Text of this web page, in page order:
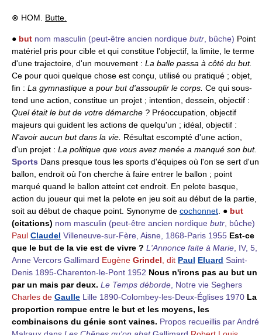
⊗ HOM. Butte.
● but nom masculin (peut-être ancien nordique butr , bûche) Point
matériel pris pour cible et qui constitue l'objectif, la limite, le terme
d'une trajectoire, d'un mouvement : La balle passa à côté du but.
Ce pour quoi quelque chose est conçu, utilisé ou pratiqué ; objet,
fin : La gymnastique a pour but d'assouplir le corps. Ce qui sous-
tend une action, constitue un projet ; intention, dessein, objectif :
Quel était le but de votre démarche ? Préoccupation, objectif
majeurs qui guident les actions de quelqu'un ; idéal, objectif :
N'avoir aucun but dans la vie. Résultat escompté d'une action,
d'un projet : La politique que vous avez menée a manqué son but.
Sports Dans presque tous les sports d'équipes où l'on se sert d'un
ballon, endroit où l'on cherche à faire entrer le ballon ; point
marqué quand le ballon atteint cet endroit. En pelote basque,
action du joueur qui met la pelote en jeu soit au début de la partie,
soit au début de chaque point. Synonyme de cochonnet . ● but
(citations) nom masculin (peut-être ancien nordique butr , bûche)
Paul Claudel Villeneuve-sur-Fère, Aisne, 1868-Paris 1955 Est-ce
que le but de la vie est de vivre ? L'Annonce faite à Marie , IV, 5,
Anne Vercors Gallimard Eugène Grindel , dit Paul Eluard Saint-
Denis 1895-Charenton-le-Pont 1952 Nous n'irons pas au but un
par un mais par deux. Le Temps déborde , Notre vie Seghers
Charles de Gaulle Lille 1890-Colombey-les-Deux-Églises 1970 La
proportion rompue entre le but et les moyens, les
combinaisons du génie sont vaines. Propos recueillis par André